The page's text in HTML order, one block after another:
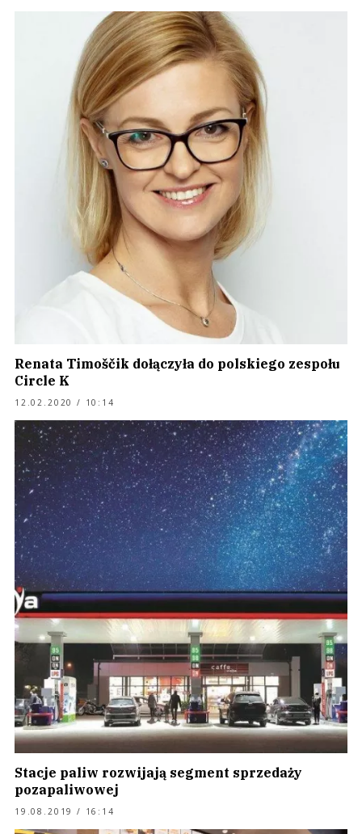
Renata Timoščik dołączyła do polskiego zespołu
Circle K
12.02.2020 / 10:14
Stacje paliw rozwijają segment sprzedaży
pozapaliwowej
19.08.2019 / 16:14